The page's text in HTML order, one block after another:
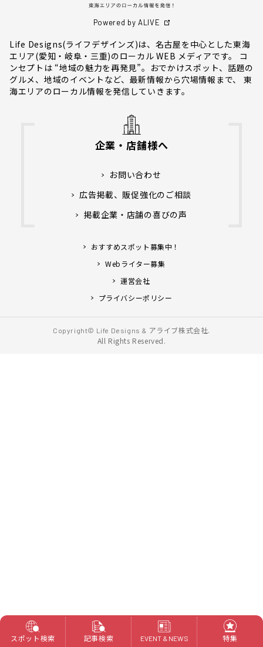
Powered by ALIVE
Life Designs(ライフデザインズ)は、名古屋を中心とした東海
エリア(愛知・岐阜・三重)のローカル WEB メディアです。 コ
ンセプトは “地域の魅力を再発見”。おでかけスポット、話題の
グルメ、地域のイベントなど、最新情報から穴場情報まで、 東
海エリアのローカル情報を発信していきます。
企業・店舗様へ
お問い合わせ
広告掲載、販促強化のご相談
掲載企業・店舗の喜びの声
おすすめスポット募集中！
Webライター募集
運営会社
プライバシーポリシー
Copyright© Life Designs & アライブ株式会社.
All Rights Reserved.
スポット検索 記事検索 EVENT & NEWS 特集